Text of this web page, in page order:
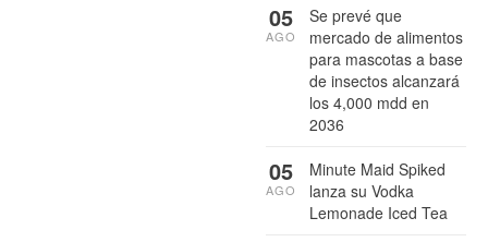
Se prevé que
mercado de alimentos
para mascotas a base
de insectos alcanzará
los 4,000 mdd en
2036
05
AGO
Minute Maid Spiked
lanza su Vodka
Lemonade Iced Tea
05
AGO